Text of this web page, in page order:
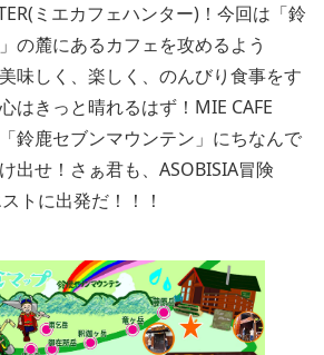
ミエカフェハンター)！今回は「鈴
の麓にあるカフェを攻めるよう
味しく、楽しく、のんびり食事をす
はきっと晴れるはず！MIE CAFE
鈴鹿セブンマウンテン」にちなんで
出せ！さぁ君も、ASOBISIA冒険
トに出発だ！！！